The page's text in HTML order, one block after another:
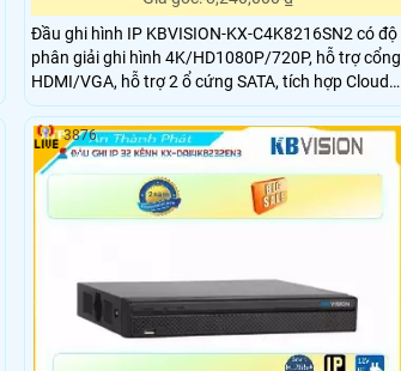
Đầu ghi hình IP KBVISION-KX-C4K8216SN2 có độ
phân giải ghi hình 4K/HD1080P/720P, hỗ trợ cổng
HDMI/VGA, hỗ trợ 2 ổ cứng SATA, tích hợp Cloud
với server tại Việt Nam hoạt động mạnh mẽ, ổn
định giúp giám sát xem qua mạng dễ dàng, tiện lợi
trên màn hình, smartphone,…
3876